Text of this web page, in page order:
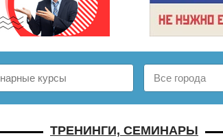
ТРЕНИНГИ, СЕМИНАРЫ